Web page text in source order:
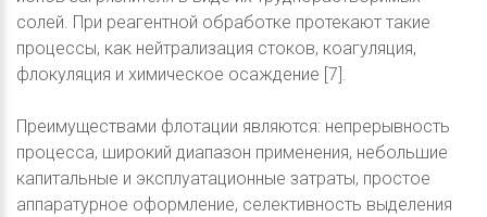
солей. При реагентной обработке протекают такие
процессы, как нейтрализация стоков, коагуляция,
флокуляция и химическое осаждение [7].
Преимуществами флотации являются: непрерывность
процесса, широкий диапазон применения, небольшие
капитальные и эксплуатационные затраты, простое
аппаратурное оформление, селективность выделения